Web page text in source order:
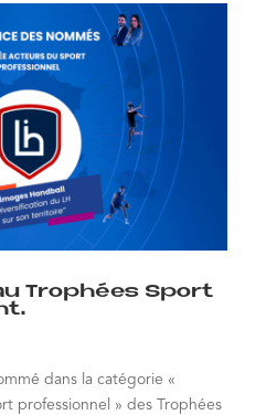
Trophées Sport
dans la catégorie «
professionnel » des Trophées